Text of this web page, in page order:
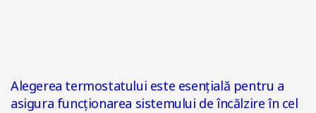
Alegerea termostatului este esențială pentru a
asigura funcționarea sistemului de încălzire în cel